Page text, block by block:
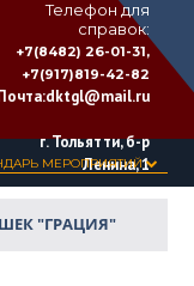
ДВОРЕЦ
КУЛЬТУРЫ
«ТОЛЬЯТТИ»
Телефон для
справок:
+7(8482) 26-01-31,
+7(917)819-42-82
dktgl@mail.ru
г. Тольятти, б-р
Ленина, 1
МЕРОПРИЯТИЙ
"ГРАЦИЯ"